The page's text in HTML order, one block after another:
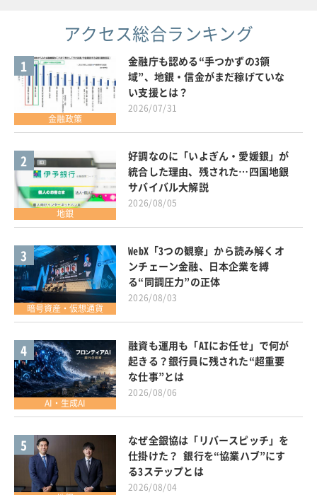
アクセス総合ランキング
1
金融政策
金融庁も認める“手つかずの3領
域”、地銀・信金がまだ稼げていな
い支援とは？
2026/07/31
2
地銀
好調なのに「いよぎん・愛媛銀」が
統合した理由、残された…四国地銀
サバイバル大解説
2026/08/05
3
暗号資産・仮想通貨
WebX「3つの観察」から読み解くオ
ンチェーン金融、日本企業を縛
る“同調圧力”の正体
2026/08/03
4
AI・生成AI
融資も運用も「AIにお任せ」で何が
起きる？銀行員に残された“超重要
な仕事”とは
2026/08/06
5
なぜ全銀協は「リバースピッチ」を
仕掛けた？ 銀行を“協業ハブ”にす
る3ステップとは
2026/08/04